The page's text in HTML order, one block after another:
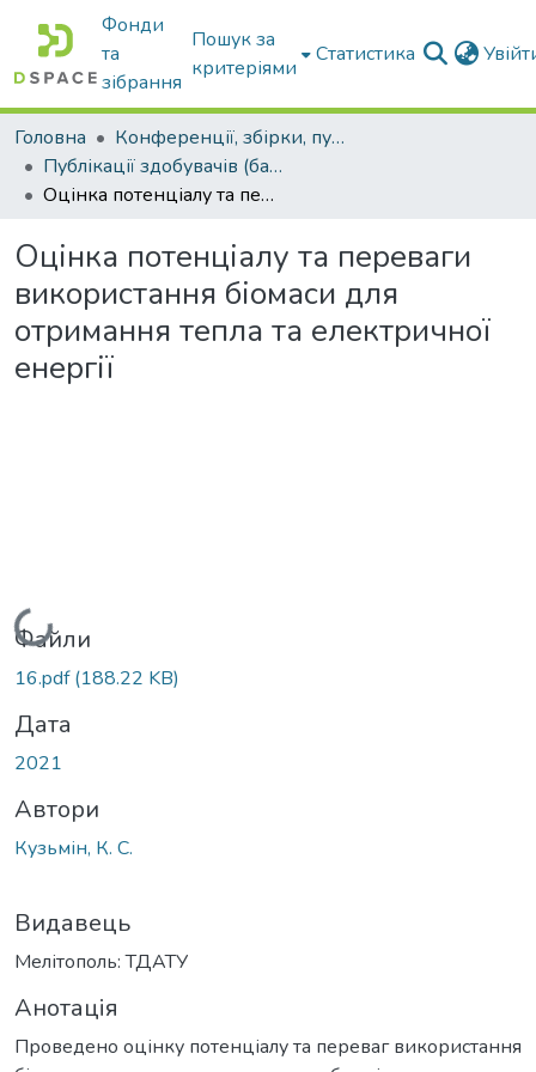
Фонди
та
зібрання
Пошук за
критеріями
Статистика
Головна
Конференції, збірки, публікації молодих вчених і здобувачів : магістрів, бакалаврів, аспірантів.
Публікації здобувачів (бакалаврів. магістрів, аспірантів)
Оцінка потенціалу та переваги використання біомаси для отримання тепла та електричної енергії
Оцінка потенціалу та переваги
використання біомаси для
отримання тепла та електричної
енергії
Вантажиться...
Файли
16.pdf(188.22 KB)
Дата
2021
Автори
Кузьмін, К. С.
Видавець
Мелітополь: ТДАТУ
Анотація
Проведено оцінку потенціалу та переваг використання